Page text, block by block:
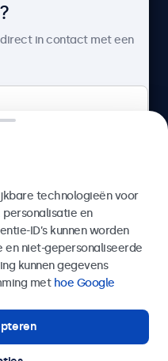
bedrijven
in contact met een
technologieën voor
en
ID’s kunnen worden
niet-gepersonaliseerde
kunnen gegevens
met hoe Google